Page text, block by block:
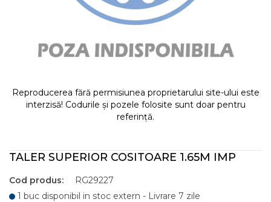
Reproducerea fără permisiunea proprietarului site-ului este
interzisă! Codurile și pozele folosite sunt doar pentru
referință.
TALER SUPERIOR COSITOARE 1.65M IMP
Cod produs:
RG29227
1 buc disponibil in stoc extern - Livrare 7 zile